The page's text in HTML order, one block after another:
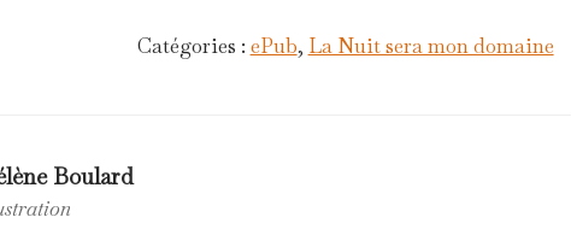
Nuit
Catégories : ePub, La Nuit sera mon domaine
Boulard